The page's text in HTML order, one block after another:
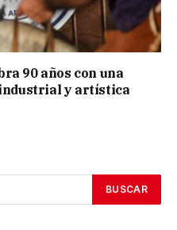
90 años con una
y artística